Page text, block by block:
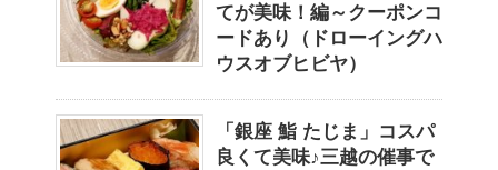
てが美味！編～クーポンコ
ードあり（ドローイングハ
ウスオブヒビヤ）
「銀座 鮨 たじま」コスパ
良くて美味♪三越の催事で